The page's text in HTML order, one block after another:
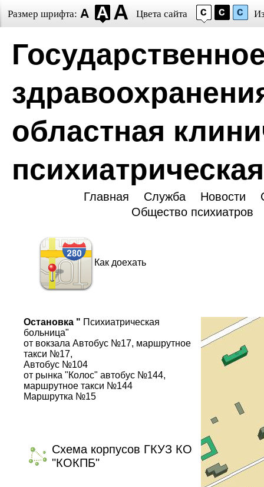
Размер шрифта: Цвета сайта
областная
Главная Служба Новости
Общество психиатров
Как доехать
Остановка " Психиатрическая
больница"
от вокзала Автобус №17, маршрутное
такси №17,
Автобус №104
от рынка "Колос" автобус №144,
маршрутное такси №144
Маршрутка №15
Схема корпусов ГКУЗ КО
"КОКПБ"